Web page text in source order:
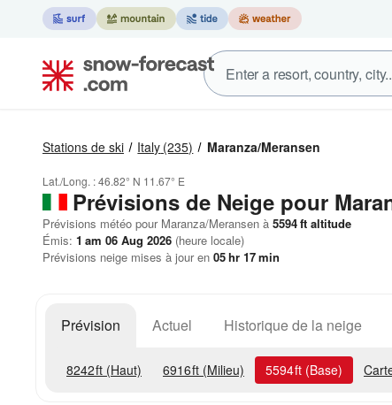
Stations de ski Italy (235) Maranza/Meransen
Lat./Long. :46.82° N 11.67° E
Prévisions de Neige pour
Prévisions météo pour Maranza/Meransen à 5594ft altitude
Émis: 1 am 06 Aug 2026 (heure locale)
Prévisions neige mises à jour en 05hr 17min
Prévision Actuel Historique de la neige
8242ft (Haut) 6916ft (Milieu) 5594ft (Base)